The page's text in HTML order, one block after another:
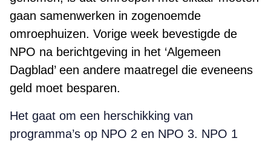
gaan samenwerken in zogenoemde
omroephuizen. Vorige week bevestigde de
NPO na berichtgeving in het ‘Algemeen
Dagblad’ een andere maatregel die eveneens
geld moet besparen.
Het gaat om een herschikking van
programma’s op NPO 2 en NPO 3. NPO 1